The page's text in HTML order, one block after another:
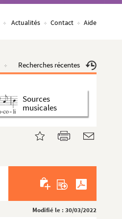
Actualités Contact Aide
Recherches récentes
Sources
musicales
Modifié le : 30/03/2022